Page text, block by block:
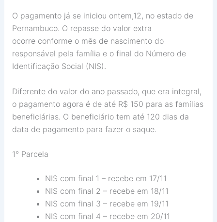
O pagamento já se iniciou ontem,12, no estado de
Pernambuco. O repasse do valor extra
ocorre conforme o mês de nascimento do
responsável pela família e o final do Número de
Identificação Social (NIS).
Diferente do valor do ano passado, que era integral,
o pagamento agora é de até R$ 150 para as famílias
beneficiárias. O beneficiário tem até 120 dias da
data de pagamento para fazer o saque.
1° Parcela
NIS com final 1 – recebe em 17/11
NIS com final 2 – recebe em 18/11
NIS com final 3 – recebe em 19/11
NIS com final 4 – recebe em 20/11